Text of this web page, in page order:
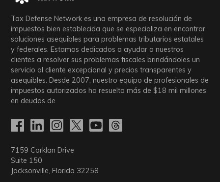
Tax Defense Network es una empresa de resolución de
impuestos bien establecida que se especializa en encontrar
soluciones asequibles para problemas tributarios estatales
y federales. Estamos dedicados a ayudar a nuestros
clientes a resolver sus problemas fiscales brindándoles un
servicio al cliente excepcional y precios transparentes y
asequibles. Desde 2007, nuestro equipo de profesionales de
impuestos autorizados ha resuelto más de$18 mil millones
en deudas de
7159 Corklan Drive
Suite 150
Jacksonville, Florida 32258